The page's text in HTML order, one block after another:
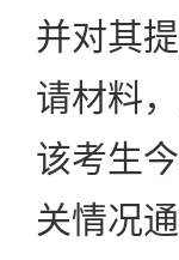
并对其
请材料
该考生
关情况